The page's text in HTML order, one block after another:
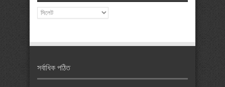
News
Categories
সর্বাধিক পঠিত